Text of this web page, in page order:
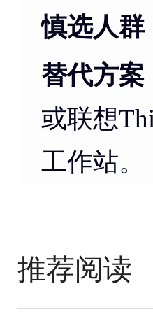
慎选人群
替代方案
或联想
工作站。
推荐阅读